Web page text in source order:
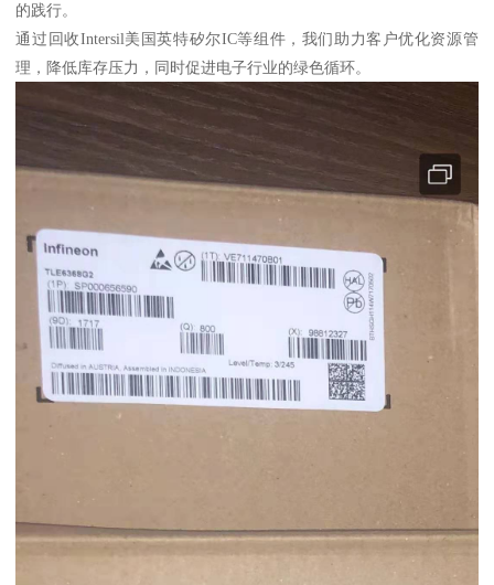
的践行。
通过回收Intersil美国英特矽尔IC等组件，我们助力客户优化资源管
理，降低库存压力，同时促进电子行业的绿色循环。